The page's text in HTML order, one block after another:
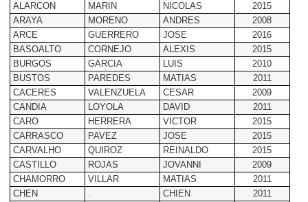
ALARCON
MARIN NICOLAS
2015
ARAYA
MORENO ANDRES
2008
ARCE
GUERRERO JOSE
2016
BASOALTO
CORNEJO ALEXIS
2015
BURGOS
GARCIA LUIS
2010
BUSTOS
PAREDES MATIAS
2011
CACERES
VALENZUELA CESAR
2009
CANDIA
LOYOLA DAVID
2011
CARO
HERRERA VICTOR
2015
CARRASCO
PAVEZ JOSE
2015
CARVALHO
QUIROZ REINALDO
2015
CASTILLO
ROJAS JOVANNI
2009
CHAMORRO
VILLAR MATIAS
2011
CHEN
. CHIEN
2011